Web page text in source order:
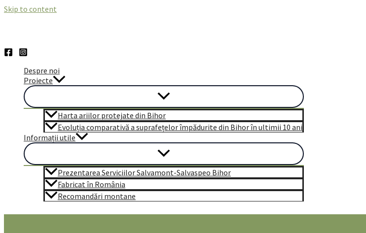
Skip to content
Despre noi
Proiecte
Harta ariilor protejate din Bihor
Evoluția comparativă a suprafețelor împădurite din Bihor în ultimii 10 ani
Informații utile
Prezentarea Serviciilor Salvamont-Salvaspeo Bihor
Fabricat în România
Recomandări montane